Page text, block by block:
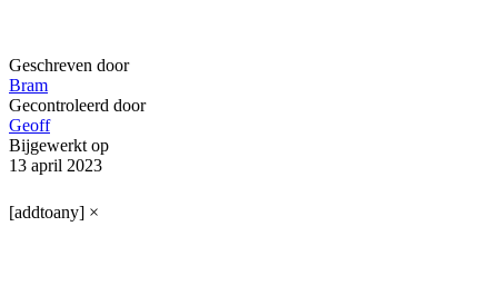
Geschreven door
Bram
Gecontroleerd door
Geoff
Bijgewerkt op
13 april 2023
[addtoany] ×